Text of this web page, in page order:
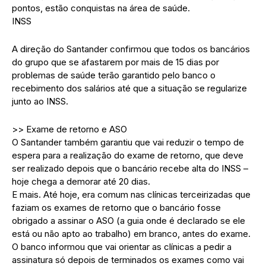
pontos, estão conquistas na área de saúde.
INSS
A direção do Santander confirmou que todos os bancários
do grupo que se afastarem por mais de 15 dias por
problemas de saúde terão garantido pelo banco o
recebimento dos salários até que a situação se regularize
junto ao INSS.
>> Exame de retorno e ASO
O Santander também garantiu que vai reduzir o tempo de
espera para a realização do exame de retorno, que deve
ser realizado depois que o bancário recebe alta do INSS –
hoje chega a demorar até 20 dias.
E mais. Até hoje, era comum nas clínicas terceirizadas que
faziam os exames de retorno que o bancário fosse
obrigado a assinar o ASO (a guia onde é declarado se ele
está ou não apto ao trabalho) em branco, antes do exame.
O banco informou que vai orientar as clínicas a pedir a
assinatura só depois de terminados os exames como vai